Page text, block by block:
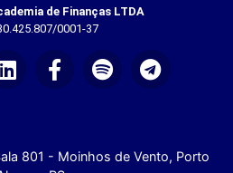
de Finanças LTDA
0001-37
801 - Moinhos de Vento, Porto